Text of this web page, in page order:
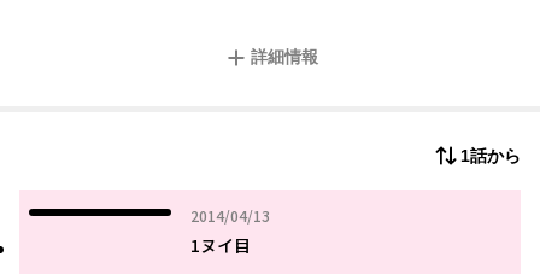
の出逢うのであった……!? スマホのカバーや愛らしいイラスト
詳細情報
1話から
2014/04/13
2014年04月13日
1ヌイ目